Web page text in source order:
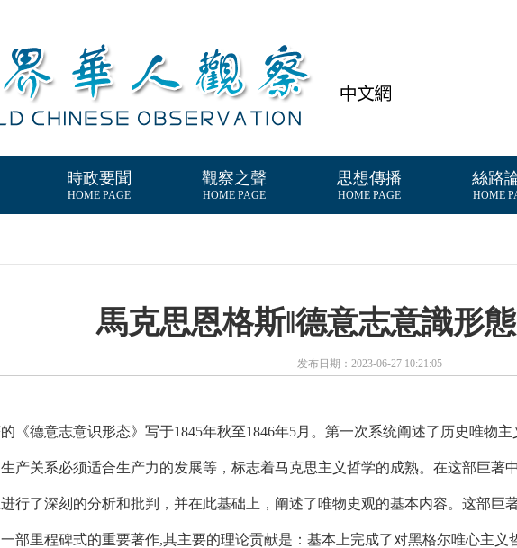
時政要聞
HOME PAGE
觀察之聲
HOME PAGE
思想傳播
HOME PAGE
絲路
HOME
馬克思恩格斯‖德意志意識形態
发布日期：2023-06-27 10:21:05
德意志意识形态》写于1845年秋至1846年5月。第一次系统阐述了历史唯物
产关系必须适合生产力的发展等，标志着马克思主义哲学的成熟。在这部巨著
行了深刻的分析和批判，并在此基础上，阐述了唯物史观的基本内容。这部巨
一部里程碑式的重要著作,其主要的理论贡献是：基本上完成了对黑格尔唯心主